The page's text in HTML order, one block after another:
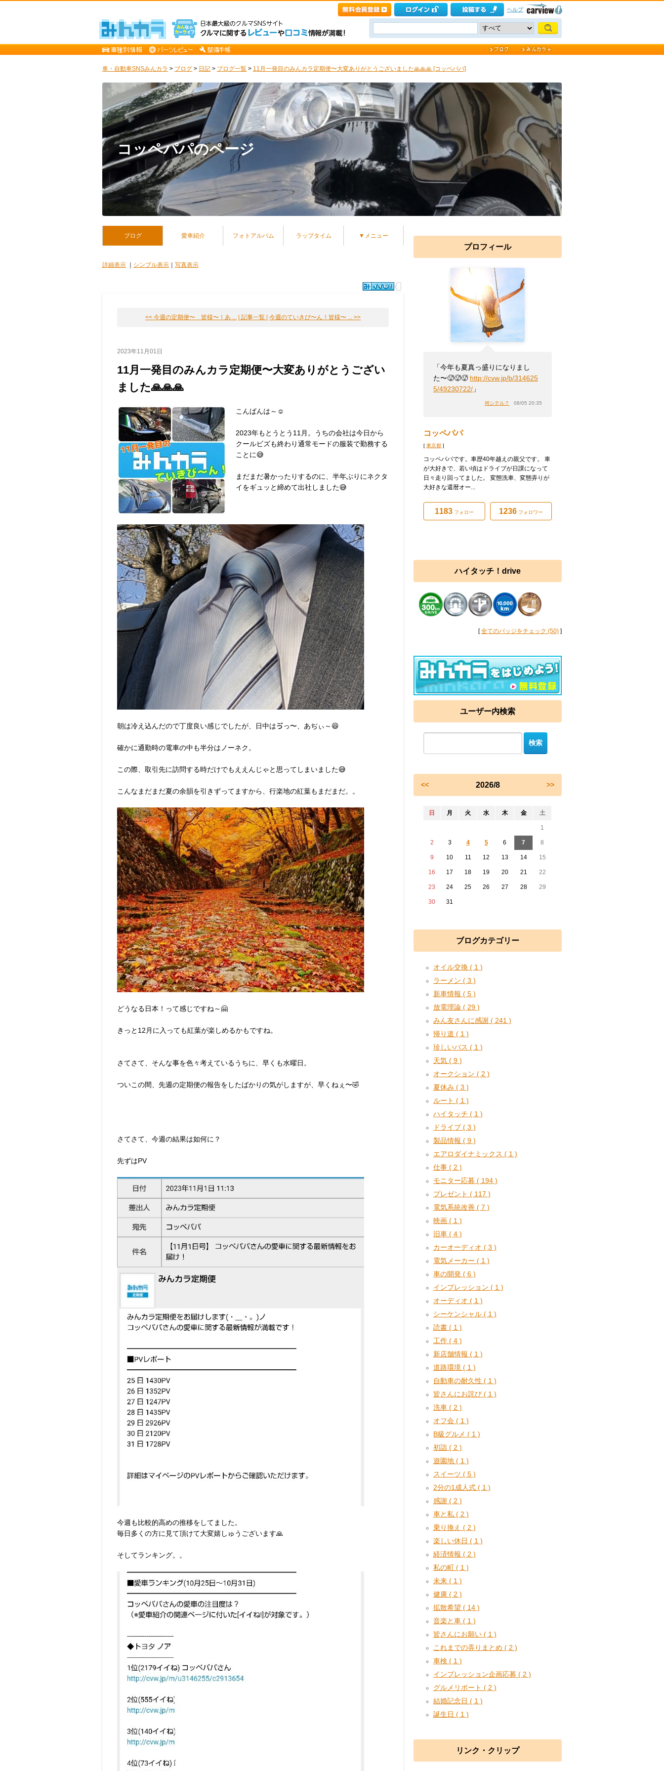
ヘルプ
車・自動車SNSみんカラ > ブログ > 日記 > ブログ一覧 > 11月一発目のみんカラ定期便〜大変ありがとうございました🙏🙏🙏 [コッペパパ]
コッペパパのページ
ブログ 愛車紹介 フォトアルバム ラップタイム ▼メニュー
詳細表示 シンプル表示 写真表示
<< 今週の定期便〜 皆様〜！あ ... | 記事一覧 | 今週のていきび〜ん！皆様〜 ... >>
2023年11月01日
11月一発目のみんカラ定期便〜大変ありがとうござい
ました🙏🙏🙏
こんばんは～☺️
2023年もとうとう11月。うちの会社は今日から
クールビズも終わり通常モードの服装で勤務する
ことに😅
まだまだ暑かったりするのに、半年ぶりにネクタ
イをギュッと締めて出社しました😅
朝は冷え込んだので丁度良い感じでしたが、日中はゔっ〜、あぢぃ～😆
確かに通勤時の電車の中も半分はノーネク。
この際、取引先に訪問する時だけでもええんじゃと思ってしまいました😅
こんなまだまだ夏の余韻を引きずってますから、行楽地の紅葉もまだまだ。。
どうなる日本！って感じですね～🤗
きっと12月に入っても紅葉が楽しめるかもですね。
さてさて、そんな事を色々考えているうちに、早くも水曜日。
ついこの間、先週の定期便の報告をしたばかりの気がしますが、早くねぇ〜🤣
さてさて、今週の結果は如何に？
先ずはPV
今週も比較的高めの推移をしてました。
毎日多くの方に見て頂けて大変嬉しゅうございます🙏
そしてランキング。。
プロフィール
「今年も夏真っ盛りになりまし
た〜🥵🥵🥵 http://cvw.jp/b/314625
5/49230722/ 」
何シテル？ 08/05 20:35
コッペパパ
[ 東京都 ]
コッペパパです。車歴40年越えの親父です。 車
が大好きで、若い頃はドライブが日課になって
日々走り回ってました。 変態洗車、変態弄りが
大好きな還暦オー...
1183 フォロー 1236 フォロワー
ハイタッチ！drive
[全てのバッジをチェック (50) ]
ユーザー内検索
<< 2026/8 >>
日 月 火 水 木 金 土
1
2 3 4 5 6 7 8
9 10 11 12 13 14 15
16 17 18 19 20 21 22
23 24 25 26 27 28 29
30 31
ブログカテゴリー
オイル交換 ( 1 )
ラーメン ( 3 )
新車情報 ( 5 )
放電理論 ( 29 )
みん友さんに感謝 ( 241 )
帰り道 ( 1 )
珍しいバス ( 1 )
天気 ( 9 )
オークション ( 2 )
夏休み ( 3 )
ルート ( 1 )
ハイタッチ ( 1 )
ドライブ ( 3 )
製品情報 ( 9 )
エアロダイナミックス ( 1 )
仕事 ( 2 )
モニター応募 ( 194 )
プレゼント ( 117 )
電気系統改善 ( 7 )
映画 ( 1 )
旧車 ( 4 )
カーオーディオ ( 3 )
電気メーカー ( 1 )
車の開発 ( 6 )
インプレッション ( 1 )
オーディオ ( 1 )
シーケンシャル ( 1 )
読書 ( 1 )
工作 ( 4 )
新店舗情報 ( 1 )
道路環境 ( 1 )
自動車の耐久性 ( 1 )
皆さんにお詫び ( 1 )
洗車 ( 2 )
オフ会 ( 1 )
B級グルメ ( 1 )
初詣 ( 2 )
遊園地 ( 1 )
スイーツ ( 5 )
2分の1成人式 ( 1 )
感謝 ( 2 )
車と私 ( 2 )
乗り換え ( 2 )
楽しい休日 ( 1 )
経済情報 ( 2 )
私の町 ( 1 )
未来 ( 1 )
健康 ( 2 )
拡散希望 ( 14 )
音楽と車 ( 1 )
皆さんにお願い ( 1 )
これまでの弄りまとめ ( 2 )
車検 ( 1 )
インプレッション企画応募 ( 2 )
グルメリポート ( 2 )
結婚記念日 ( 1 )
誕生日 ( 1 )
リンク・クリップ